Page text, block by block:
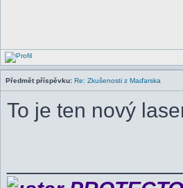
Předmět příspěvku: Re: Zkušenosti z Maďarska
To je ten nový